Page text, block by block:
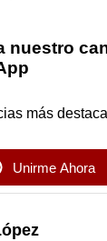
nuestro
más
Unirme Ahora